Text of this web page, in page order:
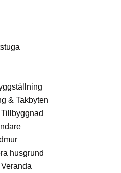
& Takbyten
husgrund